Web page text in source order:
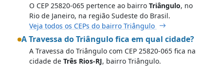
O CEP 25820-065 pertence ao bairro Triângulo, no
Rio de Janeiro, na região Sudeste do Brasil.
Veja todos os CEPs do bairro Triângulo
A Travessa do Triângulo fica em qual cidade?
A Travessa do Triângulo com CEP 25820-065 fica na
cidade de Três Rios-RJ, bairro Triângulo.